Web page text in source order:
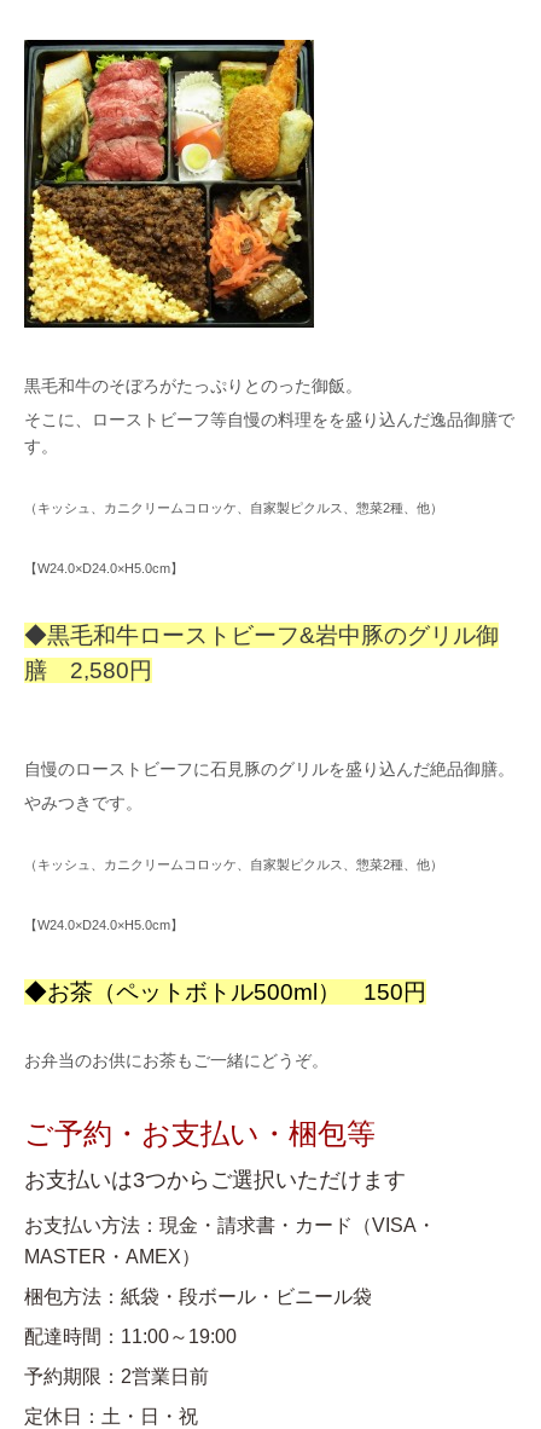
黒毛和牛のそぼろがたっぷりとのった御飯。
そこに、ローストビーフ等自慢の料理をを盛り込んだ逸品御膳で
す。
（キッシュ、カニクリームコロッケ、自家製ピクルス、惣菜2種、他）
【W24.0×D24.0×H5.0cm】
◆黒毛和牛ローストビーフ&岩中豚のグリル御
膳 2,580円
自慢のローストビーフに石見豚のグリルを盛り込んだ絶品御膳。
やみつきです。
（キッシュ、カニクリームコロッケ、自家製ピクルス、惣菜2種、他）
【W24.0×D24.0×H5.0cm】
◆お茶（ペットボトル500ml） 150円
お弁当のお供にお茶もご一緒にどうぞ。
ご予約・お支払い・梱包等
お支払いは3つからご選択いただけます
お支払い方法：現金・請求書・カード（VISA・
MASTER・AMEX）
梱包方法：紙袋・段ボール・ビニール袋
配達時間：11:00～19:00
予約期限：2営業日前
定休日：土・日・祝